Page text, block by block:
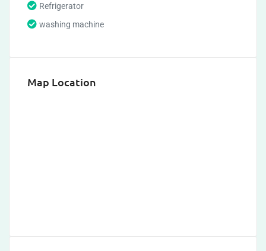
Refrigerator
washing machine
Map Location